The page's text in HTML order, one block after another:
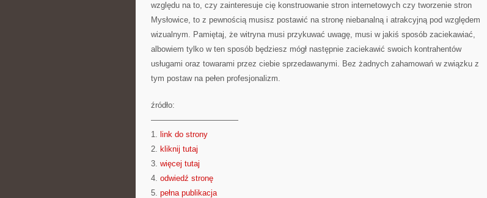
względu na to, czy zainteresuje cię konstruowanie stron internetowych czy tworzenie stron
Mysłowice, to z pewnością musisz postawić na stronę niebanalną i atrakcyjną pod względem
wizualnym. Pamiętaj, że witryna musi przykuwać uwagę, musi w jakiś sposób zaciekawiać,
albowiem tylko w ten sposób będziesz mógł następnie zaciekawić swoich kontrahentów
usługami oraz towarami przez ciebie sprzedawanymi. Bez żadnych zahamowań w związku z
tym postaw na pełen profesjonalizm.
źródło:
———————————
1. link do strony
2. kliknij tutaj
3. więcej tutaj
4. odwiedź stronę
5. pełna publikacja